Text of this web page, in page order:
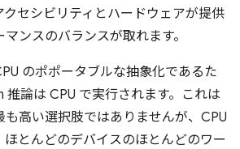
クセシビリティとハードウェアが提供
ンスのバランスが取れます。
のポポータブルな抽象化であるた
推論は CPU で実行されます。これは
も高い選択肢ではありませんが、CPU
ほとんどのデバイスのほとんどのワー